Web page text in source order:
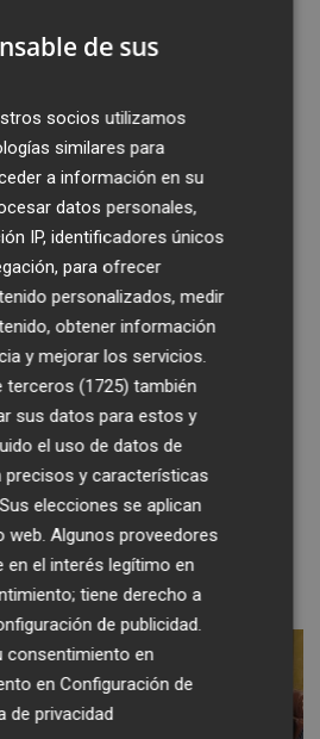
lengua común la utilizan
una palabra
las soberanía
y en estos tiempos
estas
para añadir
española tiene "unos
y poderosos" por
esa riqueza cultural en
avisado que el objetivo
"no es
sino negar la
común".
de sus
socios utilizamos
similares para
a información en su
datos personales,
IP, identificadores únicos
para ofrecer
personalizados, medir
obtener información
y mejorar los servicios.
terceros (1725) también
sus datos para estos y
el uso de datos de
precisos y características
elecciones se aplican
web. Algunos proveedores
en el interés legítimo en
tiene derecho a
de publicidad
consentimiento en
enConfiguración de
de privacidad